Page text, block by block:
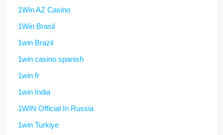
1Win AZ Casino
1Win Brasil
1win Brazil
1win casino spanish
1win fr
1win India
1WIN Official In Russia
1win Turkiye